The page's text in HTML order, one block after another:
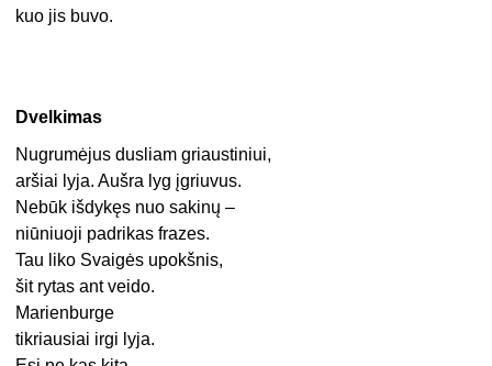
kuo jis buvo.
Dvelkimas
Nugrumėjus dusliam griaustiniui,
aršiai lyja. Aušra lyg įgriuvus.
Nebūk išdykęs nuo sakinų –
niūniuoji padrikas frazes.
Tau liko Svaigės upokšnis,
šit rytas ant veido.
Marienburge
tikriausiai irgi lyja.